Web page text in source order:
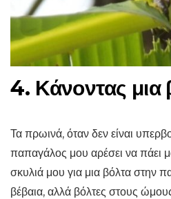
4. Κάνοντας μια
Τα πρωινά, όταν δεν είναι
παπαγάλος μου αρέσει να πάει
σκυλιά μου για μια βόλτα στην
βέβαια, αλλά βόλτες στους